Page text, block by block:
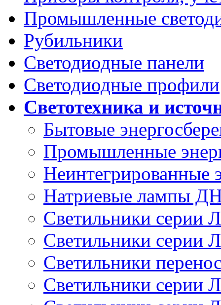
Промышленные
Рубильники
Светодиодные панели
Светодиодные профили
Светотехника и
Бытовые
Промышленные
Неинтегрированные
Натриевые лампы
Светильники серии
Светильники серии
Светильники
Светильники серии